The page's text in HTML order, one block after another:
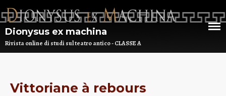
Dionysus ex machina
Rivista online di studi sul teatro antico - CLASSE A
Vittoriane à rebours